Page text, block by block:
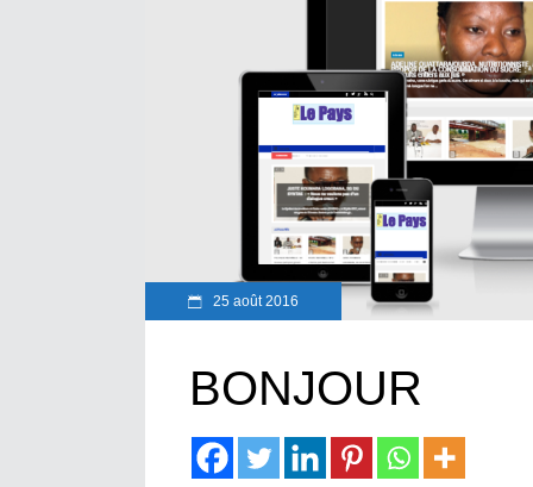
25 août 2016
BONJOUR